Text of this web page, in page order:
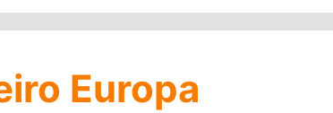
Europa